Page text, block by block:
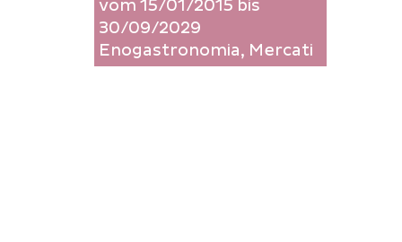
vom 15/01/2015 bis
30/09/2029
Enogastronomia, Mercati